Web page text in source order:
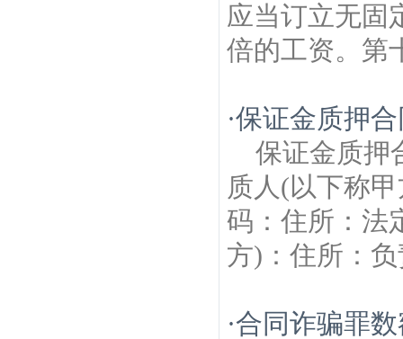
应当订立无固
倍的工资。第
·保证金质押
保证金质押
质人(以下称
码：住所：法
方)：住所：
·合同诈骗罪